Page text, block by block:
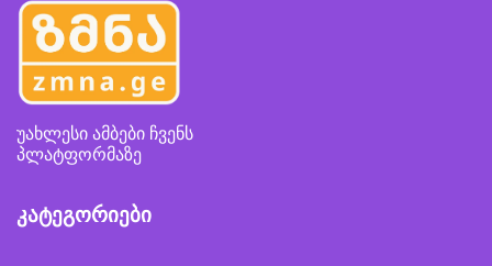
უახლესი ამბები ჩვენს
პლატფორმაზე
კატეგორიები